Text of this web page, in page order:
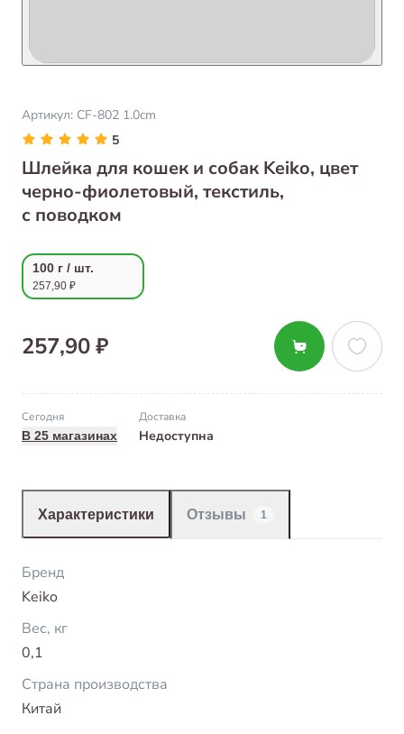
Артикул: CF-802 1.0cm
5
Шлейка для кошек и собак Keiko, цвет
черно-фиолетовый, текстиль,
с поводком
100 г / шт.
257,90 ₽
257,90 ₽
Сегодня
В 25 магазинах
Доставка
Недоступна
Характеристики Отзывы 1
Бренд
Keiko
Вес, кг
0,1
Страна производства
Китай